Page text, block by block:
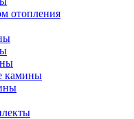
отопления
камины